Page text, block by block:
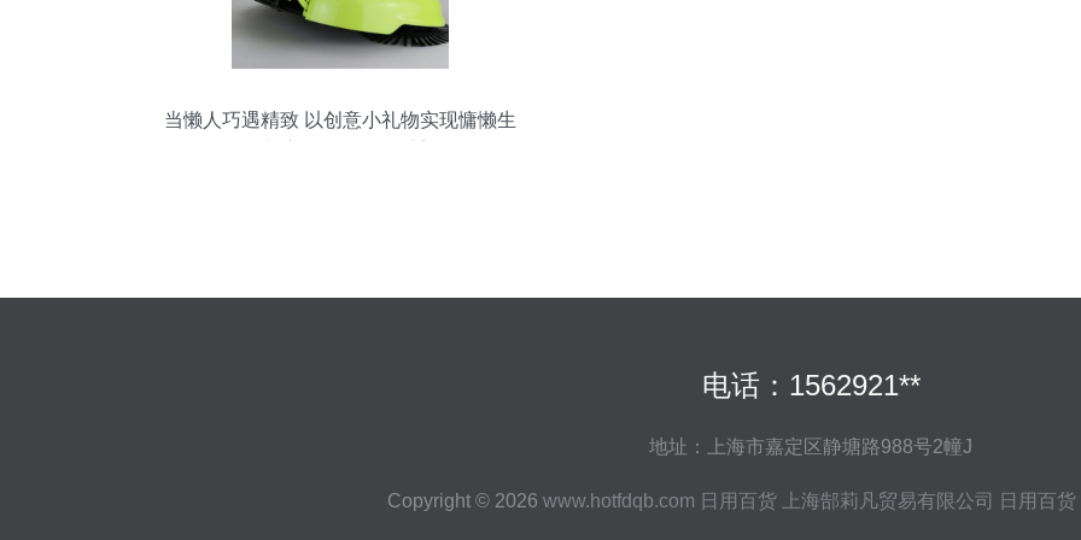
当懒人巧遇精致 以创意小礼物实现慵懒生
电话：1562921**
地址：上海市嘉定区静塘路988号2幢J
Copyright © 2026 www.hotfdqb.com 日用百货 上海郜莉凡贸易有限公司 日用百货